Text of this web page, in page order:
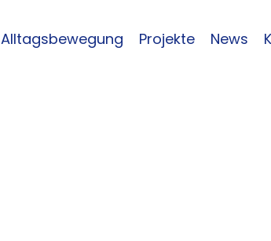
Alltagsbewegung Projekte News